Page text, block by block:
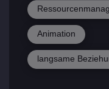
Animation
langsame